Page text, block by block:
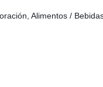
Alimentos /